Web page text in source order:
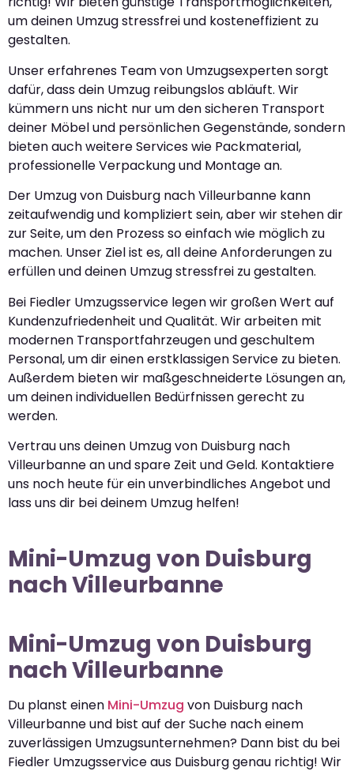
um deinen Umzug stressfrei und kosteneffizient zu
gestalten.
Unser erfahrenes Team von Umzugsexperten sorgt
dafür, dass dein Umzug reibungslos abläuft. Wir
kümmern uns nicht nur um den sicheren Transport
deiner Möbel und persönlichen Gegenstände, sondern
bieten auch weitere Services wie Packmaterial,
professionelle Verpackung und Montage an.
Der Umzug von Duisburg nach Villeurbanne kann
zeitaufwendig und kompliziert sein, aber wir stehen dir
zur Seite, um den Prozess so einfach wie möglich zu
machen. Unser Ziel ist es, all deine Anforderungen zu
erfüllen und deinen Umzug stressfrei zu gestalten.
Bei Fiedler Umzugsservice legen wir großen Wert auf
Kundenzufriedenheit und Qualität. Wir arbeiten mit
modernen Transportfahrzeugen und geschultem
Personal, um dir einen erstklassigen Service zu bieten.
Außerdem bieten wir maßgeschneiderte Lösungen an,
um deinen individuellen Bedürfnissen gerecht zu
werden.
Vertrau uns deinen Umzug von Duisburg nach
Villeurbanne an und spare Zeit und Geld. Kontaktiere
uns noch heute für ein unverbindliches Angebot und
lass uns dir bei deinem Umzug helfen!
Mini-Umzug von Duisburg
nach Villeurbanne
Mini-Umzug von Duisburg
nach Villeurbanne
Du planst einen Mini-Umzug von Duisburg nach
Villeurbanne und bist auf der Suche nach einem
zuverlässigen Umzugsunternehmen? Dann bist du bei
Fiedler Umzugsservice aus Duisburg genau richtig! Wir